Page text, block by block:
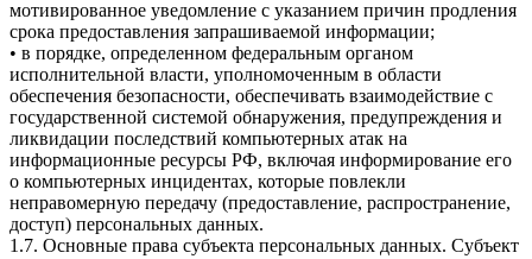
мотивированное уведомление с указанием причин продления
срока предоставления запрашиваемой информации;
• в порядке, определенном федеральным органом
исполнительной власти, уполномоченным в области
обеспечения безопасности, обеспечивать взаимодействие с
государственной системой обнаружения, предупреждения и
ликвидации последствий компьютерных атак на
информационные ресурсы РФ, включая информирование его
о компьютерных инцидентах, которые повлекли
неправомерную передачу (предоставление, распространение,
доступ) персональных данных.
1.7. Основные права субъекта персональных данных. Субъект